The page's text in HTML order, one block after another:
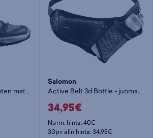
Extegra GTX W - naisten matalavartinen vaelluskenkä
Salomon
Active Belt 3d Bottle - juomavyö
34,95€
Norm. hinta:40€
30pv alin hinta: 34,95€